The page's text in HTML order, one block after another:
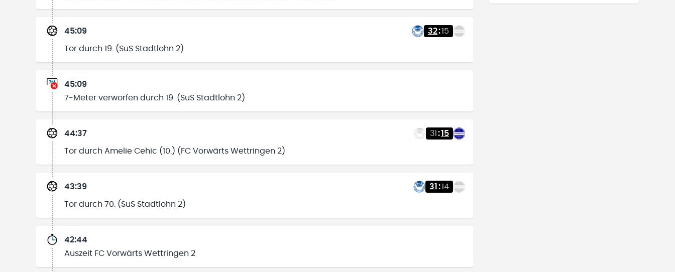
45:09 32:15
Tor durch 19. (SuS Stadtlohn 2)
45:09
7-Meter verworfen durch 19. (SuS Stadtlohn 2)
44:37 31 :15
Tor durch Amelie Cehic (10.) (FC Vorwärts Wettringen 2)
43:39 31 :14
Tor durch 70. (SuS Stadtlohn 2)
42:44
Auszeit FC Vorwärts Wettringen 2